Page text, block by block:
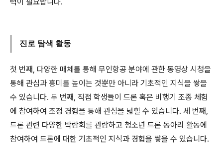
진로 탐색 활동
첫 번째, 다양한 매체를 통해 무인항공 분야에 관한 동영상 시청을
통해 관심과 흥미를 높이는 것뿐만 아니라 기초적인 지식을 쌓을
수 있습니다. 두 번째, 직접 학생들이 드론 혹은 비행기 조종 체험
에 참여하여 조정 경험을 통해 관심을 넓힐 수 있습니다. 세 번째,
드론 관련 다양한 박람회를 관람하고 청소년 드론 동아리 활동에
참여하여 드론에 대한 기초적인 지식과 경험을 쌓을 수 있습니다.